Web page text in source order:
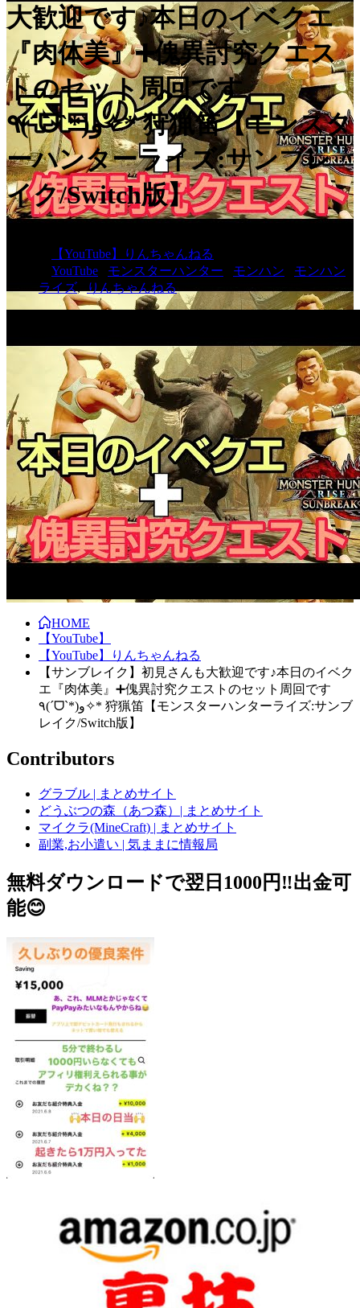
大歓迎です♪本日のイベクエ
『肉体美』➕傀異討究クエス
トのセット周回です
٩(ˊᗜˋ*)و✧* 狩猟笛【モンスタ
ーハンターライズ:サンブレ
イク/Switch版】
【YouTube】りんちゃんねる
YouTube
モンスターハンター モンハン
モンハン
ライズ
りんちゃんねる
HOME
【YouTube】
【YouTube】りんちゃんねる
【サンブレイク】初見さんも大歓迎です♪本日のイベク
エ『肉体美』➕傀異討究クエストのセット周回です
٩(ˊᗜˋ*)و✧* 狩猟笛【モンスターハンターライズ:サンブ
レイク/Switch版】
Contributors
グラブル | まとめサイト
どうぶつの森（あつ森）| まとめサイト
マイクラ(MineCraft) | まとめサイト
副業,お小遣い | 気ままに情報局
無料ダウンロードで翌日1000円‼️出金可
能😊